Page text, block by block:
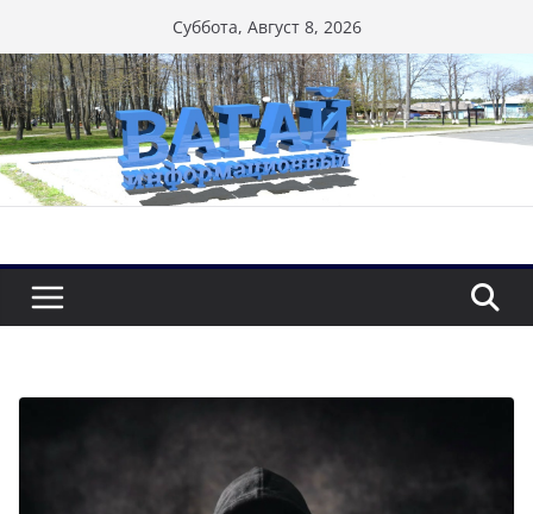
к
содержимому
Суббота, Август 8, 2026